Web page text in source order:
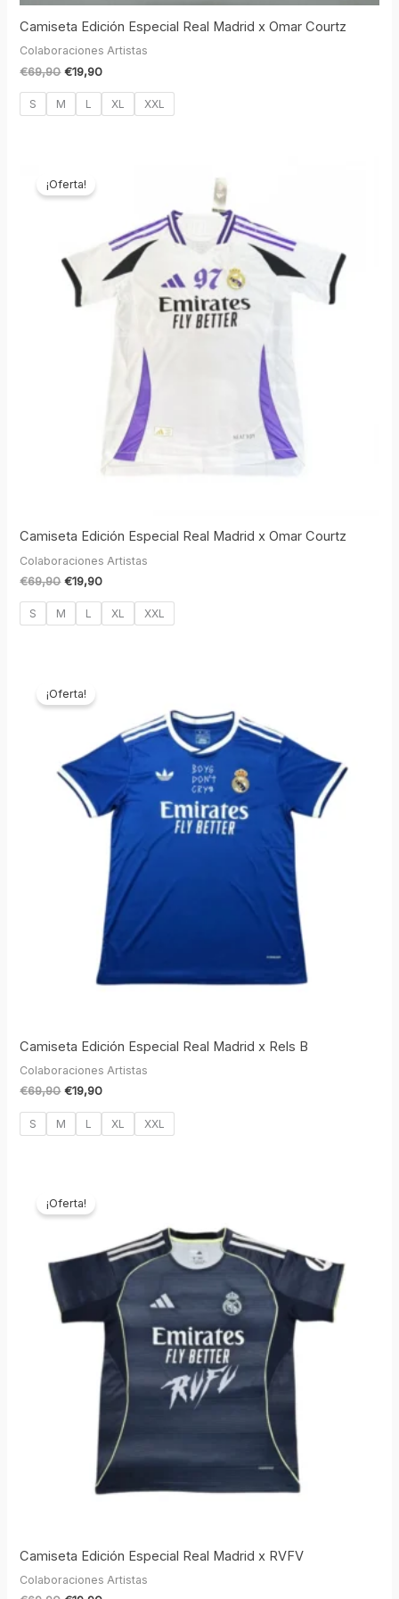
Camiseta Edición Especial Real Madrid x Omar Courtz
Colaboraciones Artistas
€69,90 €19,90
S M L XL XXL
¡Oferta!
Camiseta Edición Especial Real Madrid x Omar Courtz
Colaboraciones Artistas
€69,90
precio
original
€19,90
€19,90.
S M L XL XXL
¡Oferta!
Camiseta Edición Especial Real Madrid x Rels B
Colaboraciones Artistas
€69,90
precio
original
€19,90
€19,90.
S M L XL XXL
¡Oferta!
Camiseta Edición Especial Real Madrid x RVFV
Colaboraciones Artistas
precio
original
€19,90.